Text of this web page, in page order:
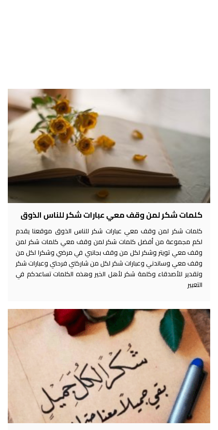
كلمات شكر لمن وقف معي عبارات شكر للناس الذوق
كلمات شكر لمن وقف معي عبارات شكر للناس الذوق موقعنا يقدم
لكم مجموعة من أفضل كلمات شكر لمن وقف معي كلمات شكر لمن
وقف معي تويتر وشكر لكل من وقف بجانبي في مرضي وشكرا لكل من
وقف معي وساندني وعبارات شكر لكل من شاركني فرحتي وعبارات شكر
وتقدير للأصدقاء وكلمة شكر لأهل الخير وهذه الكلمات تساعدكم في
التعبير